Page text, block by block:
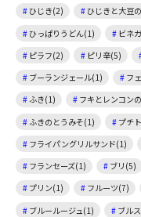
ひじき(2)
ひじきと大豆
ひっぱりうどん(1)
ビネ
ピラフ(2)
ピリ辛(5)
ブーランジェール(1)
フ
ふき(1)
フキとレンコン
ふきのとうみそ(1)
プチ
フライパングリルサンド(1)
フランセーズ(1)
ブリ(5)
プリン(1)
フルーツ(7)
ブルールージュ(1)
ブル